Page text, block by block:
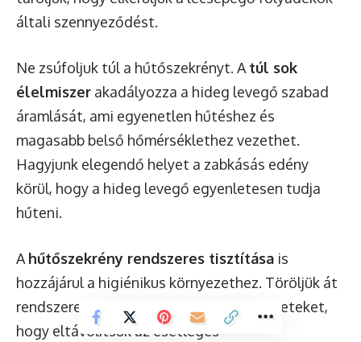
általi szennyeződést.
Ne zsúfoljuk túl a hűtőszekrényt. A túl sok
élelmiszer akadályozza a hideg levegő szabad
áramlását, ami egyenetlen hűtéshez és
magasabb belső hőmérséklethez vezethet.
Hagyjunk elegendő helyet a zabkásás edény
körül, hogy a hideg levegő egyenletesen tudja
hűteni.
A hűtőszekrény rendszeres tisztítása is
hozzájárul a higiénikus környezethez. Töröljük át
rendszeresen a polcokat és a belső felületeket,
hogy eltávolítsuk az esetleges